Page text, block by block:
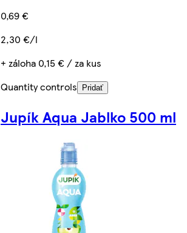
0,69 €
2,30 €/l
+ záloha 0,15 € / za kus
Quantity controls
Pridať
Jupík Aqua Jablko 500 ml